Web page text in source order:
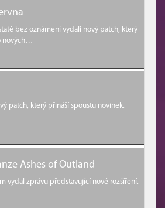
bez oznámení vydali nový patch, který
nových…
patch, který přináší spoustu novinek.
Ashes of Outland
vydal zprávu představující nové rozšíření.